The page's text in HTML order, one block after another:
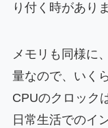
り付く時があり
メモリも同様に
量なので、いく
CPUのクロック
日常生活でのイ